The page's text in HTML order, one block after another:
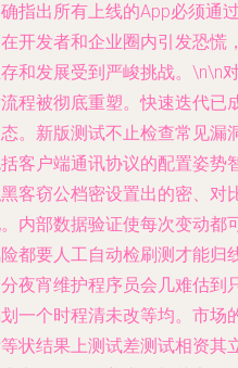
指出所有上线的App必须通
开发者和企业圈内引发恐慌
和发展受到严峻挑战。\n\n
程被彻底重塑。快速迭代已
。新版测试不止检查常见漏
客户端通讯协议的配置姿势
客窃公档密设置出的密、对
内部数据验证使每次变动
都要人工自动检刷测才能归
夜宵维护程序员会几难估到
一个时程清未改等均。市场
状结果上测试差测试相资其